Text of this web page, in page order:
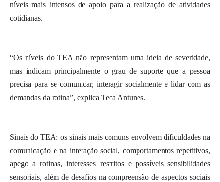
níveis mais intensos de apoio para a realização de atividades
cotidianas.
“Os níveis do TEA não representam uma ideia de severidade,
mas indicam principalmente o grau de suporte que a pessoa
precisa para se comunicar, interagir socialmente e lidar com as
demandas da rotina”, explica Teca Antunes.
Sinais do TEA: os sinais mais comuns envolvem dificuldades na
comunicação e na interação social, comportamentos repetitivos,
apego a rotinas, interesses restritos e possíveis sensibilidades
sensoriais, além de desafios na compreensão de aspectos sociais